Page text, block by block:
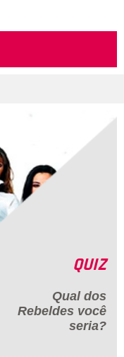
QUIZ
Qual dos
Rebeldes você
seria?